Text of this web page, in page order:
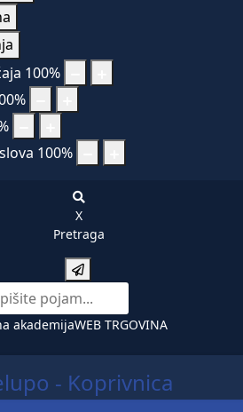
100%
%
100%
X
Pretraga
akademijaWEB TRGOVINA